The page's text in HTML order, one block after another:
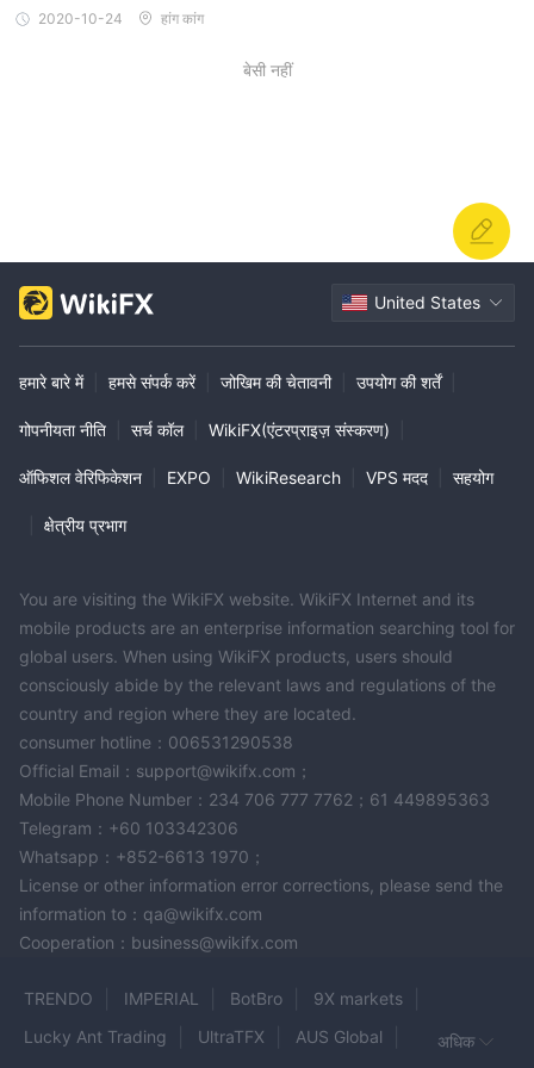
2020-10-24 हांग कांग
बेसी नहीं
United States
हमारे बारे में हमसे संपर्क करें जोखिम की चेतावनी उपयोग की शर्तें
गोपनीयता नीति सर्च कॉल WikiFX(एंटरप्राइज़ संस्करण)
ऑफिशल वेरिफिकेशन EXPO WikiResearch VPS मदद सहयोग
क्षेत्रीय प्रभाग
You are visiting the WikiFX website. WikiFX Internet and its
mobile products are an enterprise information searching tool for
global users. When using WikiFX products, users should
consciously abide by the relevant laws and regulations of the
country and region where they are located.
consumer hotline：006531290538
Official Email：support@wikifx.com；
Mobile Phone Number：234 706 777 7762；61 449895363
Telegram：+60 103342306
Whatsapp：+852-6613 1970；
License or other information error corrections, please send the
information to：qa@wikifx.com
Cooperation：business@wikifx.com
TRENDO IMPERIAL BotBro
9X markets
Lucky Ant Trading
UltraTFX
AUS Global
अधिक